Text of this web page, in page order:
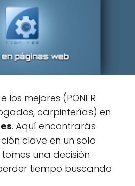
los mejores (PONER
carpinterías) en
. Aquí encontrarás
clave en un solo
una decisión
tiempo buscando